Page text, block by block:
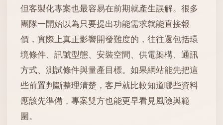
但客製化專案也最容易在前期就產生誤解。很多
團隊一開始以為只要提出功能需求就能直接報
價，實際上真正影響開發難度的，往往還包括環
境條件、訊號型態、安裝空間、供電架構、通訊
方式、測試條件與量產目標。如果網站能先把這
些前置判斷整理清楚，客戶就比較知道哪些資料
應該先準備，專案雙方也能更早看見風險與範
圍。